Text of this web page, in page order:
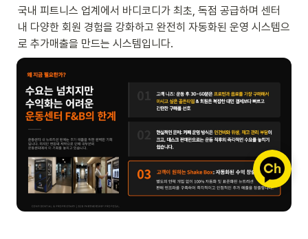
국내 피트니스 업계에서 바디코디가 최초, 독점 공급하며 센터
내 다양한 회원 경험을 강화하고 완전히 자동화된 운영 시스템으
로 추가매출을 만드는 시스템입니다.